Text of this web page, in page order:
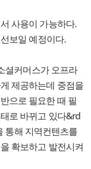
사용이 가능하다.
보일 예정이다.
셜커머스가 오프라
제공하는데 중점을
으로 필요한 때 필
로 바뀌고 있다&rd
통해 지역컨텐츠를
확보하고 발전시켜